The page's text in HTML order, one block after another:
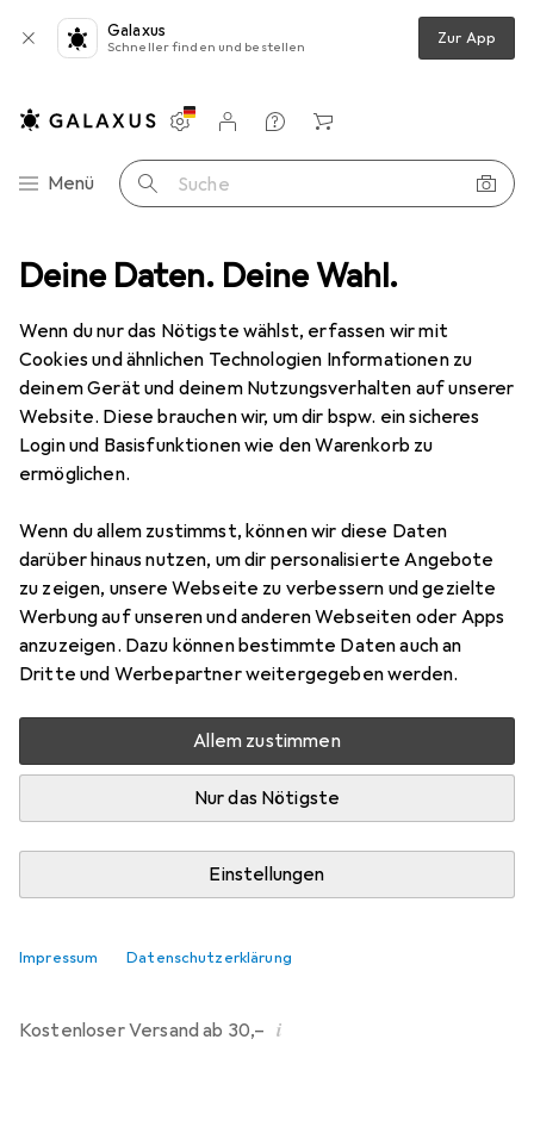
Deine Daten. Deine Wahl.
Wenn du nur das Nötigste wählst, erfassen wir mit
Cookies und ähnlichen Technologien Informationen zu
deinem Gerät und deinem Nutzungsverhalten auf unserer
Website. Diese brauchen wir, um dir bspw. ein sicheres
Login und Basisfunktionen wie den Warenkorb zu
ermöglichen.
Wenn du allem zustimmst, können wir diese Daten
darüber hinaus nutzen, um dir personalisierte Angebote
zu zeigen, unsere Webseite zu verbessern und gezielte
Werbung auf unseren und anderen Webseiten oder Apps
anzuzeigen. Dazu können bestimmte Daten auch an
Dritte und Werbepartner weitergegeben werden.
Allem zustimmen
Nur das Nötigste
Einstellungen
Impressum Datenschutzerklärung
Galaxus
Schneller finden und bestellen Zur App
Navigation nach Kategorien
Menü Suche
Einstellungen
Kundenkonto
Vergleichslisten
Merklisten
Warenkorb
+ Video Geräte Schutzfolie Dipos Displayschutz Anti-Shock
8 Bilder
DiposDisplayschutz Anti-Shock
EUR
8,98
214
Bewertungen
Mehr als 10 Stück an Lager beim Drittanbieter
Lieferort angeben für genaue Lieferzeit
In den Warenkorb
Vergleichen
Kostenloser Versand ab 30,– i